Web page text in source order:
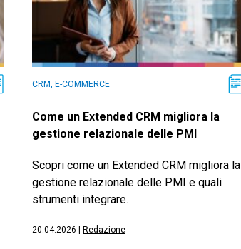
CRM, E-COMMERCE
Come un Extended CRM migliora la
gestione relazionale delle PMI
Scopri come un Extended CRM migliora la
gestione relazionale delle PMI e quali
strumenti integrare.
20.04.2026 Redazione